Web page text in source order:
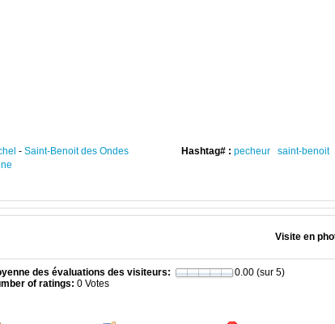
- Saint-Benoit des Ondes
Hashtag# : pecheur saint-benoit
Visite en
des évaluations des visiteurs:
0.00 (sur 5)
of ratings: 0 Votes